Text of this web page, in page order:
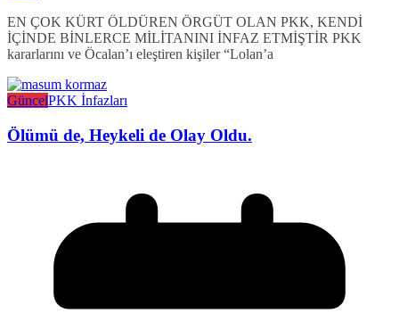
EN ÇOK KÜRT ÖLDÜREN ÖRGÜT OLAN PKK, KENDİ
İÇİNDE BİNLERCE MİLİTANINI İNFAZ ETMİŞTİR PKK
kararlarını ve Öcalan’ı eleştiren kişiler “Lolan’a
GüncelPKK İnfazları
Ölümü de, Heykeli de Olay Oldu.